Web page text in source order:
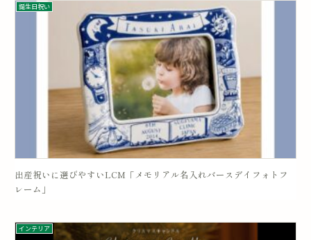
誕生日祝い
出産祝いに選びやすいLCM「メモリアル名入れバースデイフォトフ
レーム」
インテリア